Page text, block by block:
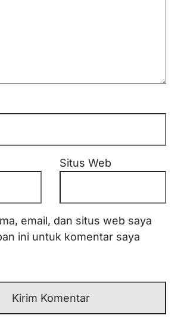
Situs Web
email, dan situs web saya
ini untuk komentar saya